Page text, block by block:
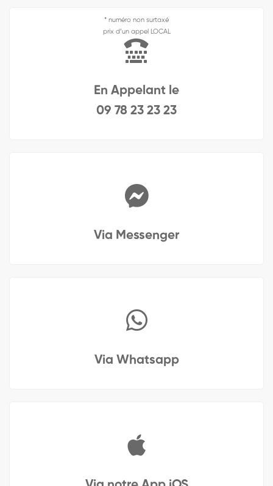
* numéro non surtaxé
prix d’un appel LOCAL
En Appelant le
09 78 23 23 23
Via Messenger
Via Whatsapp